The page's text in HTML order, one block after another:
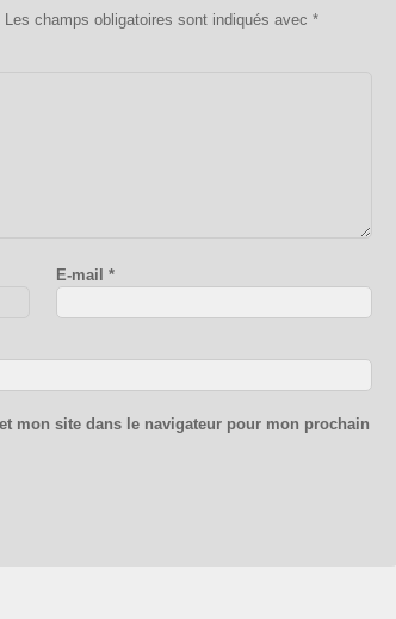
Les champs obligatoires sont indiqués avec *
E-mail*
mon site dans le navigateur pour mon prochain